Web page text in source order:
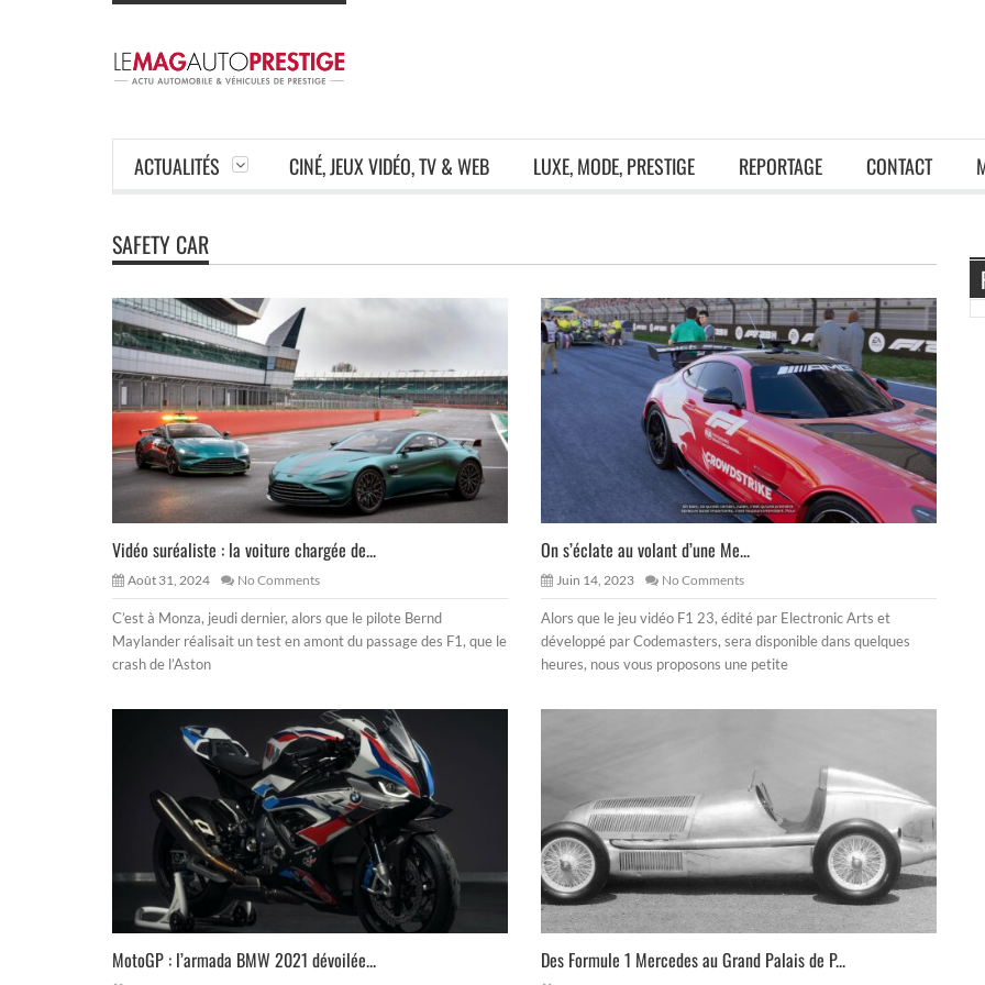
ACTUALITÉS CINÉ, JEUX VIDÉO, TV & WEB LUXE, MODE, PRESTIGE REPORTAGE CONTACT
SAFETY CAR
Vidéo suréaliste : la voiture chargée de...
Août 31, 2024 No Comments
C’est à Monza, jeudi dernier, alors que le pilote Bernd
Maylander réalisait un test en amont du passage des F1, que le
crash de l’Aston
On s’éclate au volant d’une Me...
Juin 14, 2023 No Comments
Alors que le jeu vidéo F1 23, édité par Electronic Arts et
développé par Codemasters, sera disponible dans quelques
heures, nous vous proposons une petite
MotoGP : l’armada BMW 2021 dévoilée... Des Formule 1 Mercedes au Grand Palais de P...